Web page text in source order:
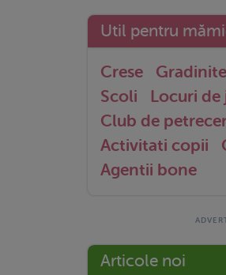
Util pentru
Crese Gradinite
Scoli
Locuri de
Club de
Activitati copii
Agentii bone
Articole noi